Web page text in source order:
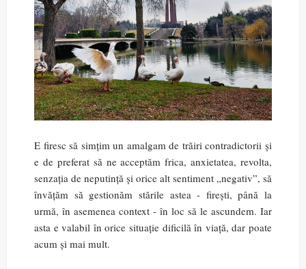
E firesc să simțim un amalgam de trăiri contradictorii și
e de preferat să ne acceptăm frica, anxietatea, revolta,
senzația de neputință și orice alt sentiment „negativ”, să
învățăm să gestionăm stările astea - firești, până la
urmă, în asemenea context - în loc să le ascundem. Iar
asta e valabil în orice situație dificilă în viață, dar poate
acum și mai mult.